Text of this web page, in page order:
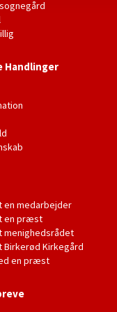
Handlinger
en medarbejder
en præst
menighedsrådet
Birkerød Kirkegård
en præst